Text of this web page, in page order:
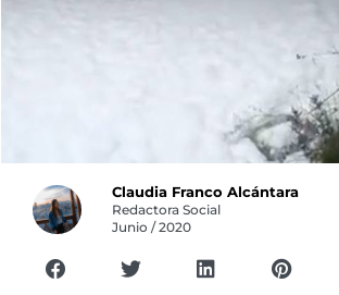
Claudia Franco Alcántara
Redactora Social
Junio / 2020